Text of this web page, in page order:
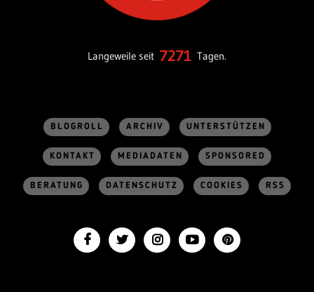
Langeweile seit 7271 Tagen.
BLOGROLL ARCHIV UNTERSTÜTZEN
KONTAKT MEDIADATEN SPONSORED
BERATUNG DATENSCHUTZ COOKIES RSS